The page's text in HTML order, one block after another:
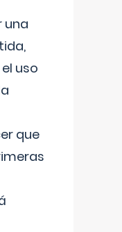
una
uso
que